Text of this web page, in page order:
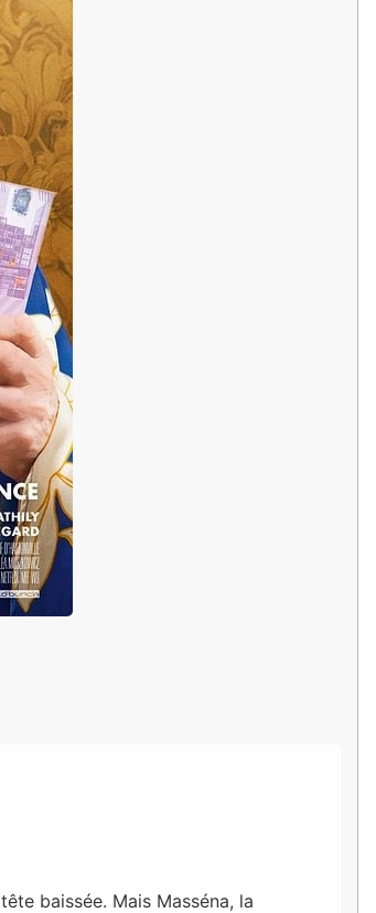
baissée. Mais Masséna, la